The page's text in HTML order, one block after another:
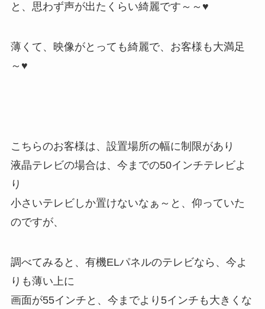
と、思わず声が出たくらい綺麗です～～♥
薄くて、映像がとっても綺麗で、お客様も大満足
～♥
こちらのお客様は、設置場所の幅に制限があり
液晶テレビの場合は、今までの50インチテレビよ
り
小さいテレビしか置けないなぁ～と、仰っていた
のですが、
調べてみると、有機ELパネルのテレビなら、今よ
りも薄い上に
画面が55インチと、今までより5インチも大きくな